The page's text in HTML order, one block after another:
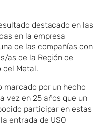
destacado en las
en la empresa
de las compañías con
​s/as de la Región de
del Metal.
marcado por un hecho
vez en 25 años que un
participar en estas
entrada de USO